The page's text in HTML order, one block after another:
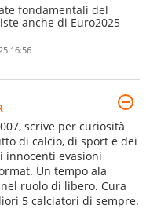
fondamentali del
anche di Euro2025
16:56
scrive per curiosità
di calcio, di sport e dei
innocenti evasioni
Un tempo ala
ruolo di libero. Cura
5 calciatori di sempre.